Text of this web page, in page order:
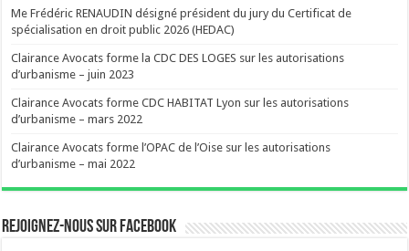
Me Frédéric RENAUDIN désigné président du jury du Certificat de
spécialisation en droit public 2026 (HEDAC)
Clairance Avocats forme la CDC DES LOGES sur les autorisations
d’urbanisme – juin 2023
Clairance Avocats forme CDC HABITAT Lyon sur les autorisations
d’urbanisme – mars 2022
Clairance Avocats forme l’OPAC de l’Oise sur les autorisations
d’urbanisme – mai 2022
Rejoignez-nous sur Facebook